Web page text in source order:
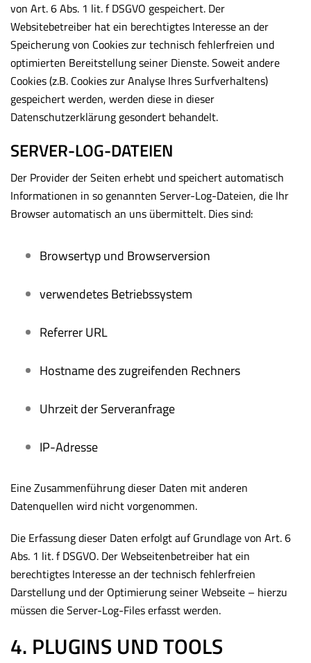
von Art. 6 Abs. 1 lit. f DSGVO gespeichert. Der
Websitebetreiber hat ein berechtigtes Interesse an der
Speicherung von Cookies zur technisch fehlerfreien und
optimierten Bereitstellung seiner Dienste. Soweit andere
Cookies (z.B. Cookies zur Analyse Ihres Surfverhaltens)
gespeichert werden, werden diese in dieser
Datenschutzerklärung gesondert behandelt.
SERVER-LOG-DATEIEN
Der Provider der Seiten erhebt und speichert automatisch
Informationen in so genannten Server-Log-Dateien, die Ihr
Browser automatisch an uns übermittelt. Dies sind:
Browsertyp und Browserversion
verwendetes Betriebssystem
Referrer URL
Hostname des zugreifenden Rechners
Uhrzeit der Serveranfrage
IP-Adresse
Eine Zusammenführung dieser Daten mit anderen
Datenquellen wird nicht vorgenommen.
Die Erfassung dieser Daten erfolgt auf Grundlage von Art. 6
Abs. 1 lit. f DSGVO. Der Webseitenbetreiber hat ein
berechtigtes Interesse an der technisch fehlerfreien
Darstellung und der Optimierung seiner Webseite – hierzu
müssen die Server-Log-Files erfasst werden.
4. PLUGINS UND TOOLS